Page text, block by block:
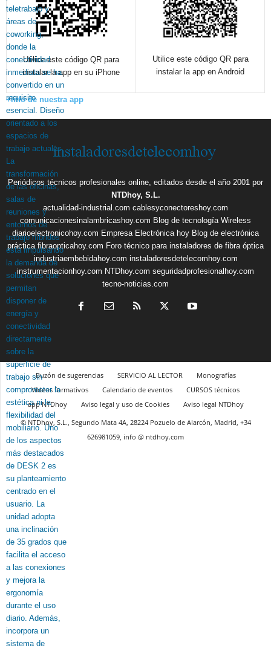
Utilice este código QR para
instalar la app en su iPhone
Utilice este código QR para
instalar la app en Android
+info de nuestra app
Periódicos técnicos profesionales online, editados desde el año 2001 por
NTDhoy, S.L.
actualidad-industrial.com cablesyconectoreshoy.com
comunicacionesinalambricashoy.com Blog de tecnología Wireless
diarioelectronicohoy.com Empresa Electrónica hoy Blog de electrónica
práctica fibraopticahoy.com Foro técnico para instaladores de fibra óptica
industriaembebidahoy.com instaladoresdetelecomhoy.com
instrumentacionhoy.com NTDhoy.com seguridadprofesionalhoy.com
tecno-noticias.com
Buzón de sugerencias SERVICIO AL LECTOR
Monografías
Vídeos formativos
Calendario de eventos
CURSOS técnicos
app NTDhoy
Aviso legal y uso de Cookies
Aviso legal NTDhoy
© NTDhoy, S.L., Segundo Mata 4A, 28224 Pozuelo de Alarcón, Madrid, +34
626981059, info @ ntdhoy.com